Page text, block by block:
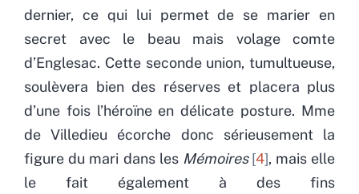
dernier, ce qui lui permet de se marier en
secret avec le beau mais volage comte
d’Englesac. Cette seconde union, tumultueuse,
soulèvera bien des réserves et placera plus
d’une fois l’héroïne en délicate posture. Mme
de Villedieu écorche donc sérieusement la
figure du mari dans les Mémoires 4 , mais elle
le fait également à des fins